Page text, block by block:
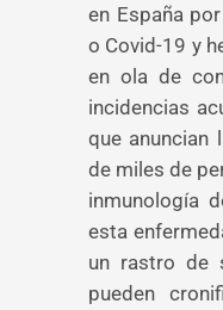
en España
o Covid-19 y
en ola de
incidencias
que anuncian
de miles de
inmunología
esta
un rastro de
pueden